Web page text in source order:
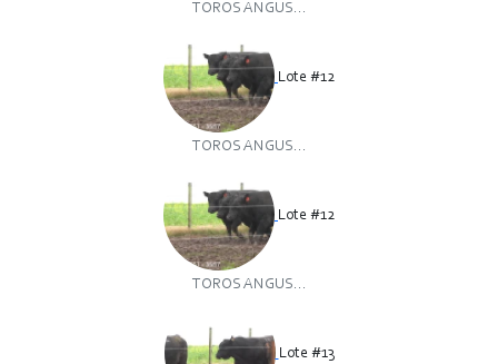
TOROS ANGUS...
Lote #12
TOROS ANGUS...
Lote #12
TOROS ANGUS...
Lote #13